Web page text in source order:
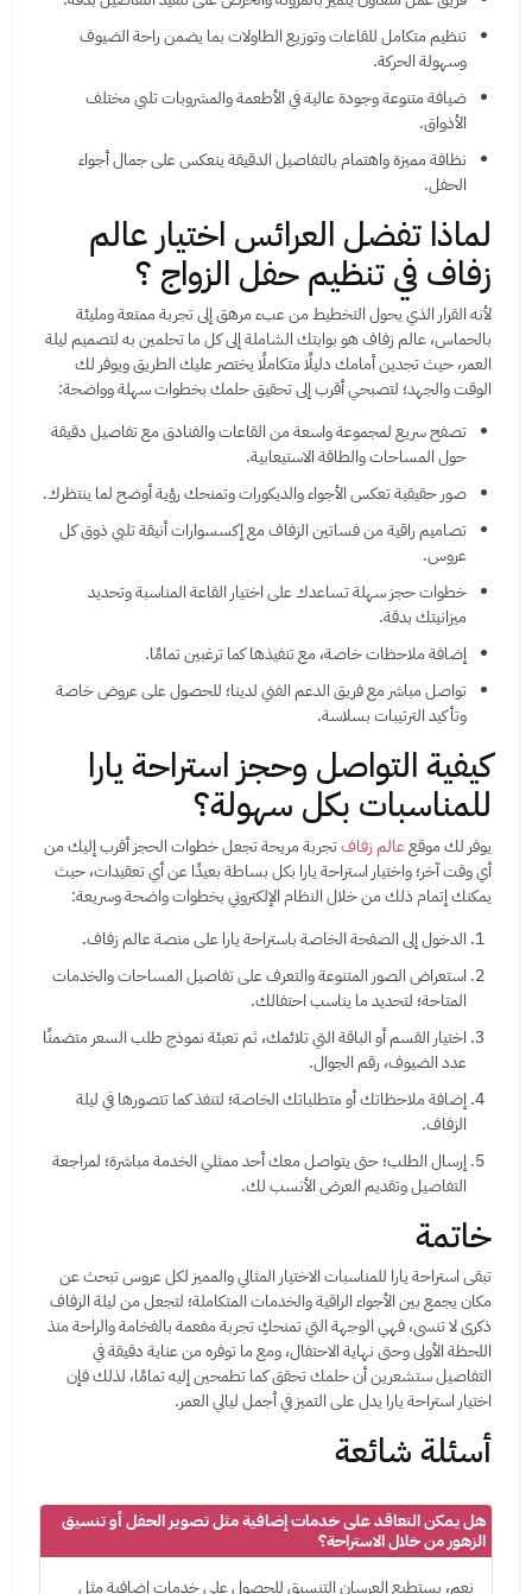
تنظيم متكامل للقاعات وتوزيع الطاولات بما يضمن راحة الضيوف
وسهولة الحركة.
ضيافة متنوعة وجودة عالية في الأطعمة والمشروبات تلبي مختلف
الأذواق.
نظافة مميزة واهتمام بالتفاصيل الدقيقة ينعكس على جمال أجواء
الحفل.
لماذا تفضل العرائس اختيار عالم
زفاف في تنظيم حفل الزواج ؟
لأنه القرار الذي يحول التخطيط من عبء مرهق إلى تجربة ممتعة ومليئة
بالحماس، عالم زفاف هو بوابتك الشاملة إلى كل ما تحلمين به لتصميم ليلة
العمر، حيث تجدين أمامك دليلًا متكاملًا يختصر عليك الطريق ويوفر لك
الوقت والجهد؛ لتصبحي أقرب إلى تحقيق حلمك بخطوات سهلة وواضحة:
تصفح سريع لمجموعة واسعة من القاعات والفنادق مع تفاصيل دقيقة
حول المساحات والطاقة الاستيعابية.
صور حقيقية تعكس الأجواء والديكورات وتمنحك رؤية أوضح لما ينتظرك.
تصاميم راقية من فساتين الزفاف مع إكسسوارات أنيقة تلبي ذوق كل
عروس.
خطوات حجز سهلة تساعدك على اختيار القاعة المناسبة وتحديد
ميزانيتك بدقة.
إضافة ملاحظات خاصة، مع تنفيذها كما ترغبين تمامًا.
تواصل مباشر مع فريق الدعم الفني لدينا؛ للحصول على عروض خاصة
وتأكيد الترتيبات بسلاسة.
كيفية التواصل وحجز استراحة يارا
للمناسبات بكل سهولة؟
يوفر لك موقععالم زفافتجربة مريحة تجعل خطوات الحجز أقرب إليك من
أي وقت آخر؛ واختيار استراحة يارا بكل بساطة بعيدًا عن أي تعقيدات، حيث
يمكنك إتمام ذلك من خلال النظام الإلكتروني بخطوات واضحة وسريعة:
الدخول إلى الصفحة الخاصة باستراحة يارا على منصة عالم زفاف.
استعراض الصور المتنوعة والتعرف على تفاصيل المساحات والخدمات
المتاحة؛ لتحديد ما يناسب احتفالك.
اختيار القسم أو الباقة التي تلائمك، ثم تعبئة نموذج طلب السعر متضمنًا
عدد الضيوف، رقم الجوال.
إضافة ملاحظاتك أو متطلباتك الخاصة؛ لتنفذ كما تتصورها في ليلة
الزفاف.
إرسال الطلب؛ حتى يتواصل معك أحد ممثلي الخدمة مباشرة؛ لمراجعة
التفاصيل وتقديم العرض الأنسب لك.
خاتمة
تبقى استراحة يارا للمناسبات الاختيار المثالي والمميز لكل عروس تبحث عن
مكان يجمع بين الأجواء الراقية والخدمات المتكاملة؛ لتجعل من ليلة الزفاف
ذكرى لا تنسى، فهي الوجهة التي تمنحكِ تجربة مفعمة بالفخامة والراحة منذ
اللحظة الأولى وحتى نهاية الاحتفال، ومع ما توفره من عناية دقيقة في
التفاصيل ستشعرين أن حلمك تحقق كما تطمحين إليه تمامًا، لذلك فإن
اختيار استراحة يارا يدل على التميز في أجمل ليالي العمر.
أسئلة شائعة
هل يمكن التعاقد على خدمات إضافية مثل تصوير الحفل أو تنسيق
الزهور من خلال الاستراحة؟
نعم، يستطيع العرسان التنسيق للحصول على خدمات إضافية مثل